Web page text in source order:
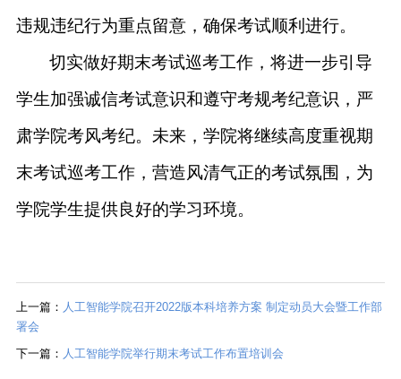
违规违纪行为重点留意， 确保考试顺利进行。
切实做好期末考试巡考工作，将进一步引导
学生加强诚信考试意识和遵守考规考纪意识，严
肃学院考风考纪。未来，学院将继续高度重视期
末考试巡考工作，营造风清气正的考试氛围，为
学院学生提供良好的学习环境。
上一篇： 人工智能学院召开2022版本科培养方案 制定动员大会暨工作部
署会
下一篇： 人工智能学院举行期末考试工作布置培训会